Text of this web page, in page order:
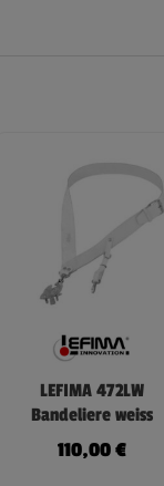
LEFIMA 472LW
Bandeliere weiss
110,00€